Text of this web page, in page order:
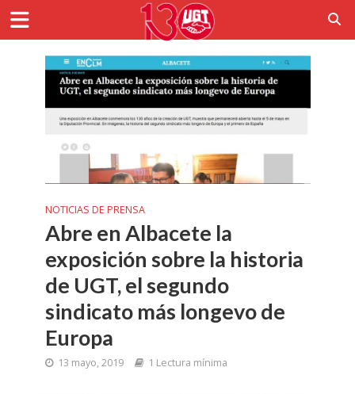
NOTICIAS DE PRENSA
Abre en Albacete la
exposición sobre la historia
de UGT, el segundo
sindicato más longevo de
Europa
13 mayo, 2019 1 Lectura mínima